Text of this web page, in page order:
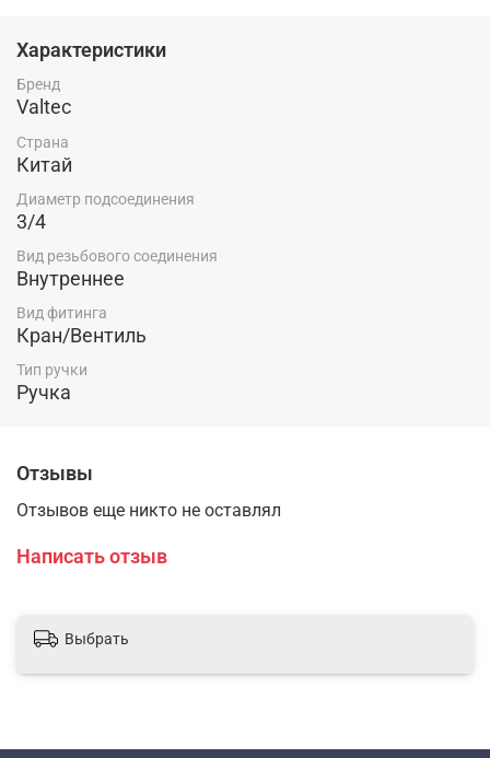
присоединений – внутренняя/внутренняя.
Характеристики
Бренд
Valtec
Страна
Китай
Диаметр подсоединения
3/4
Вид резьбового соединения
Внутреннее
Вид фитинга
Кран/Вентиль
Тип ручки
Ручка
Отзывы
Отзывов еще никто не оставлял
Написать отзыв
Выбрать